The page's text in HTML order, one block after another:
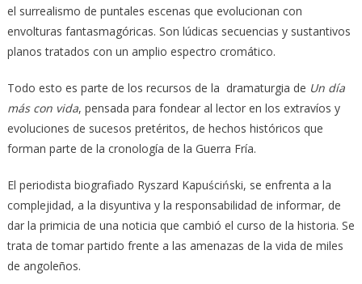
el surrealismo de puntales escenas que evolucionan con
envolturas fantasmagóricas. Son lúdicas secuencias y sustantivos
planos tratados con un amplio espectro cromático.
Todo esto es parte de los recursos de la dramaturgia de Un día
más con vida, pensada para fondear al lector en los extravíos y
evoluciones de sucesos pretéritos, de hechos históricos que
forman parte de la cronología de la Guerra Fría.
El periodista biografiado Ryszard Kapuściński, se enfrenta a la
complejidad, a la disyuntiva y la responsabilidad de informar, de
dar la primicia de una noticia que cambió el curso de la historia. Se
trata de tomar partido frente a las amenazas de la vida de miles
de angoleños.